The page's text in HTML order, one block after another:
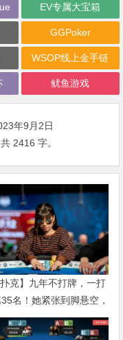
EV专属大宝箱
GGPoker
WSOP线上金手链
鱿鱼游戏
年9月2日
2416 字。
扑克】九年不打牌，一打
名！她紧张到脚悬空，
以为她很淡定